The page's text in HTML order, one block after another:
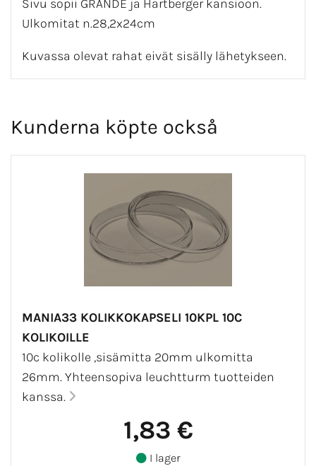
Sivu sopii GRANDE ja Hartberger kansioon.
Ulkomitat n.28,2x24cm
Kuvassa olevat rahat eivät sisälly lähetykseen.
Kunderna köpte också
MANIA33 KOLIKKOKAPSELI 10KPL 10C
KOLIKOILLE
10c kolikolle ,sisämitta 20mm ulkomitta
26mm. Yhteensopiva leuchtturm tuotteiden
kanssa.
1,83 €
I lager